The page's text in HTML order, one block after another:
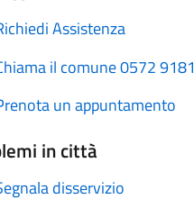
Assistenza
il comune 0572 9181
un appuntamento
in città
disservizio